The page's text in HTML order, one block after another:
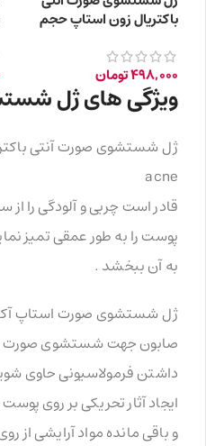
باکتریال زون استاپ حجم
498,000تومان
ویژگی های ژل
acne
قادر است چربی و آلودگی را
پوست را به طور عمقی تمیز
به آن ببخشد .
ژل شستشوی صورت استاپ
صابون جهت شستشوی صورت
داشتن فرمولاسیونی حاوی
ایجاد آثار تحریکی بر روی
و باقی مانده مواد آرایشی از